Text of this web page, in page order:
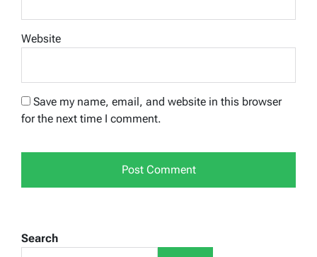
Website
Save my name, email, and website in this browser
for the next time I comment.
Search